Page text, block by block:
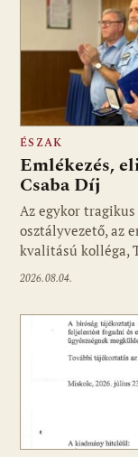
ÉSZAK
Emlékezés,
Csaba Díj
Az egykor
osztályvezető, az
kvalitású kolléga,
2026.08.04.